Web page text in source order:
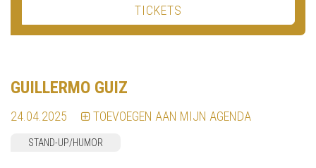
TICKETS
GUILLERMO GUIZ
24.04.2025 TOEVOEGEN AAN MIJN AGENDA
STAND-UP/HUMOR